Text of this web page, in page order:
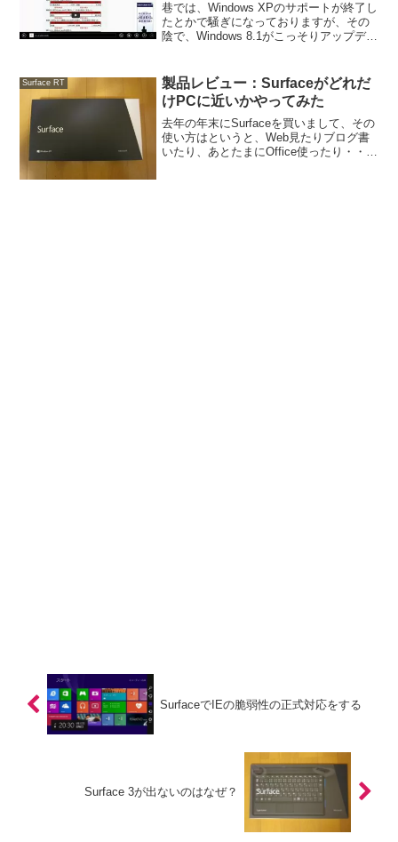
巷では、Windows XPのサポートが終了し
たとかで騒ぎになっておりますが、その
陰で、Windows 8.1がこっそりアップデー
ていた時のこと。Interne...
Surface RT
製品レビュー：Surfaceがどれだ
けPCに近いかやってみた
去年の年末にSurfaceを買いまして、その
使い方はというと、Web見たりブログ書
いたり、あとたまにOffice使ったり・・・
SurfaceでIEの脆弱性の正式対応をする
Surface 3が出ないのはなぜ？